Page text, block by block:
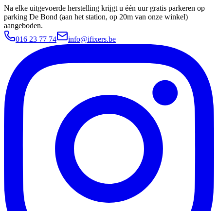
Na elke uitgevoerde herstelling krijgt u één uur gratis parkeren op
parking De Bond (aan het station, op 20m van onze winkel)
aangeboden.
016 23 77 74
info@ifixers.be